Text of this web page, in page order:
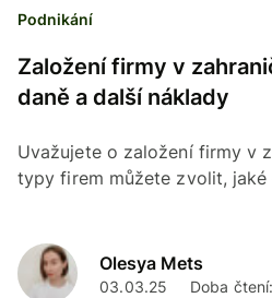
Podnikání
Založení firmy v
daně a další náklady
Uvažujete o založení firmy v
typy firem můžete zvolit, jaké
Olesya Mets
03.03.25 Doba